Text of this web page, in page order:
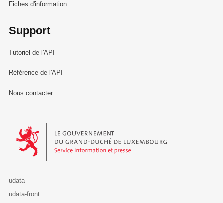
Fiches d'information
Support
Tutoriel de l'API
Référence de l'API
Nous contacter
Le Gouvernement du Grand-Duché de Luxembourg - Service
udata
udata-front